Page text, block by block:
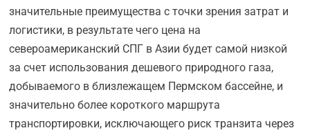
значительные преимущества с точки зрения затрат и
логистики, в результате чего цена на
североамериканский СПГ в Азии будет самой низкой
за счет использования дешевого природного газа,
добываемого в близлежащем Пермском бассейне, и
значительно более короткого маршрута
транспортировки, исключающего риск транзита через